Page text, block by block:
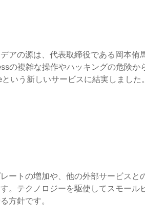
アの源は、代表取締役である岡本
の複雑な操作やハッキングの危険
いう新しいサービスに結実しました。
ートの増加や、他の外部サービス
。テクノロジーを駆使してスモー
方針です。